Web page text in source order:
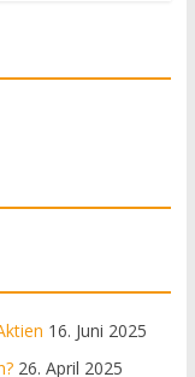
16. Juni 2025
26. April 2025